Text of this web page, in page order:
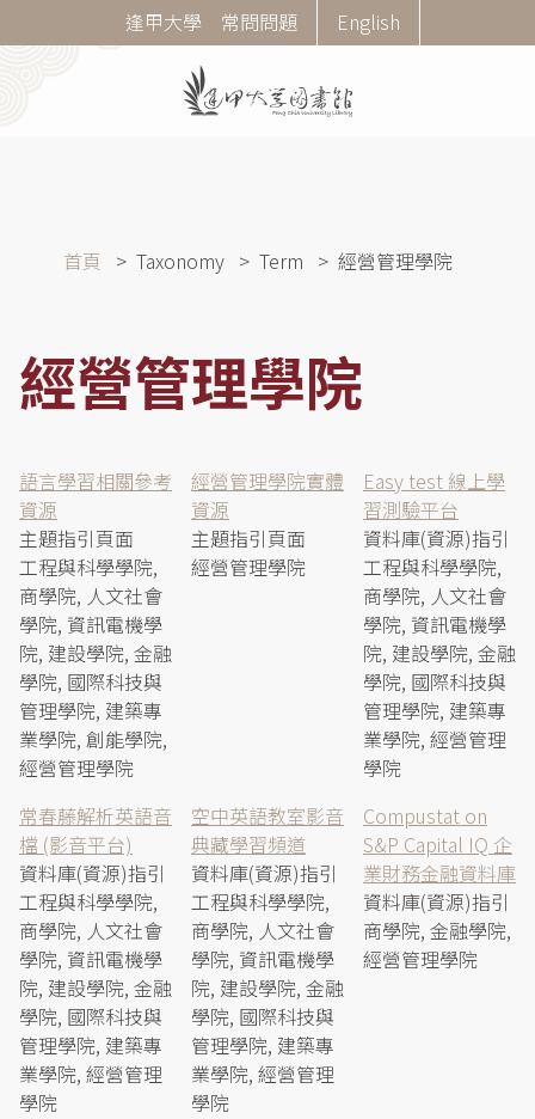
至
Corner
Menu
逢甲大學 常問問題 English
首頁 Taxonomy Term 經營管理學院
經營管理學院
語言學習相關參考
資源
主題指引頁面
工程與科學學院,
商學院, 人文社會
學院, 資訊電機學
院, 建設學院, 金融
學院, 國際科技與
管理學院, 建築專
業學院, 創能學院,
經營管理學院
經營管理學院實體
資源
主題指引頁面
經營管理學院
Easy test 線上學
習測驗平台
資料庫(資源)指引
工程與科學學院,
商學院, 人文社會
學院, 資訊電機學
院, 建設學院, 金融
學院, 國際科技與
管理學院, 建築專
業學院, 經營管理
學院
常春藤解析英語音
檔 (影音平台)
資料庫(資源)指引
工程與科學學院,
商學院, 人文社會
學院, 資訊電機學
院, 建設學院, 金融
學院, 國際科技與
管理學院, 建築專
業學院, 經營管理
學院
空中英語教室影音
典藏學習頻道
資料庫(資源)指引
工程與科學學院,
商學院, 人文社會
學院, 資訊電機學
院, 建設學院, 金融
學院, 國際科技與
管理學院, 建築專
業學院, 經營管理
學院
Compustat on
S&P Capital IQ 企
業財務金融資料庫
資料庫(資源)指引
商學院, 金融學院,
經營管理學院